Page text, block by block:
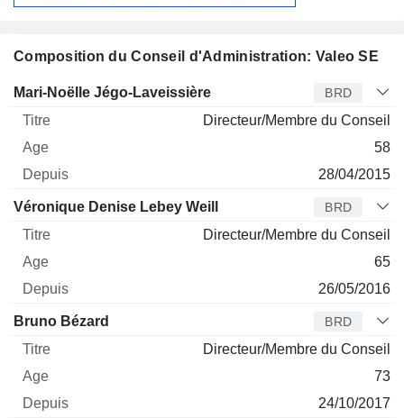
Composition du Conseil d'Administration: Valeo SE
Administrateur Titre Age Depuis
Mari-Noëlle Jégo-Laveissière BRD
Directeur/Membre du Conseil
58
28/04/2015
Véronique Denise Lebey Weill BRD
Directeur/Membre du Conseil
65
26/05/2016
Bruno Bézard BRD
Directeur/Membre du Conseil
73
24/10/2017